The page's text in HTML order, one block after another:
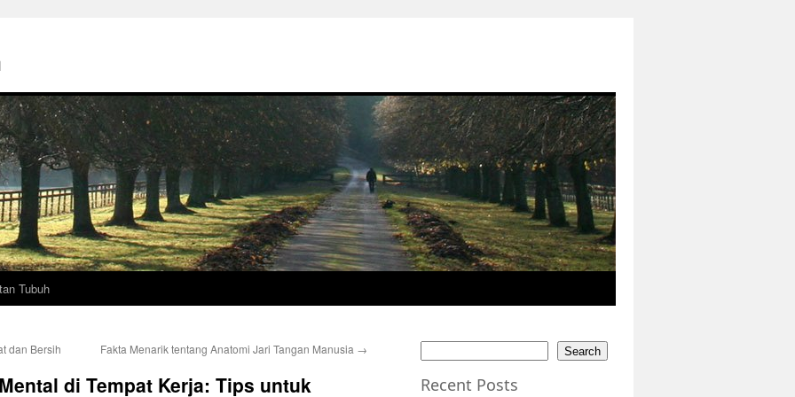
Tubuh
dan Bersih Fakta Menarik tentang Anatomi Jari Tangan Manusia →
di Tempat Kerja: Tips untuk
Search
Recent Posts